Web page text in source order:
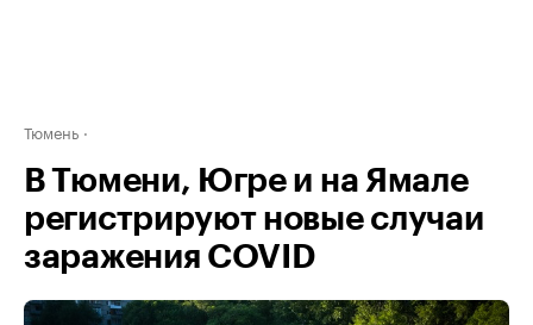
Тюмень
В Тюмени, Югре и на Ямале
регистрируют новые случаи
заражения COVID